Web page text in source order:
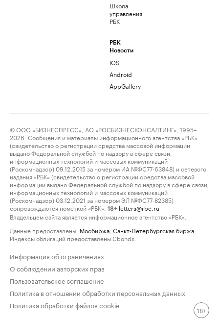
Школа
управления
РБК
РБК
Новости
iOS
Android
AppGallery
© ООО «БИЗНЕСПРЕСС», АО «РОСБИЗНЕСКОНСАЛТИНГ», 1995–
2026. Сообщения и материалы информационного агентства «РБК»
(свидетельство о регистрации средства массовой информации
выдано Федеральной службой по надзору в сфере связи,
информационных технологий и массовых коммуникаций
(Роскомнадзор) 09.12.2015 за номером ИА №ФС77-63848) и сетевого
издания «РБК» (свидетельство о регистрации средства массовой
информации выдано Федеральной службой по надзору в сфере связи,
информационных технологий и массовых коммуникаций
(Роскомнадзор) 03.12.2021 за номером ЭЛ №ФС77-82385)
сопровождаются пометкой «РБК».
18+ letters@rbc.ru
Владельцем сайта является информационное агентство «РБК».
Данные предоставлены: Мосбиржа Санкт-Петербургская биржа
Индексы облигаций предоставлены Cbonds.
Информация об ограничениях
О соблюдении авторских прав
Пользовательское соглашение
Политика в отношении обработки персональных данных
Политика обработки файлов cookie
18+